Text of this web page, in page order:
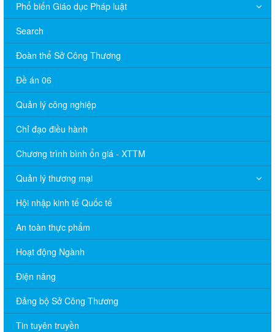
Phổ biến Giáo dục Pháp luật
Search
Đoàn thể Sở Công Thương
Đề án 06
Quản lý công nghiệp
Chỉ đạo điều hành
Chương trình bình ổn giá - XTTM
Quản lý thương mại
Hội nhập kinh tế Quốc tế
An toàn thực phẩm
Hoạt động Ngành
Điện năng
Đảng bộ Sở Công Thương
Tin tuyên truyền